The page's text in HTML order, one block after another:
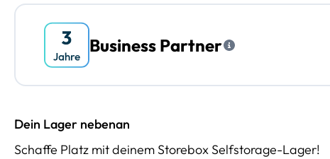
Business Partner
Dein Lager nebenan
Schaffe Platz mit deinem Storebox Selfstorage-Lager!